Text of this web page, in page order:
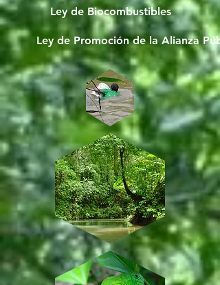
Ley de Biocombustibles
Ley de Promoción de la Alianza